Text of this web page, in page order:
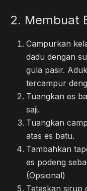
2. Membuat
Campurkan
dadu dengan
gula pasir.
tercampur
Tuangkan es
saji.
Tuangkan
atas es batu.
Tambahkan
es podeng
(Opsional)
Teteskan sirup